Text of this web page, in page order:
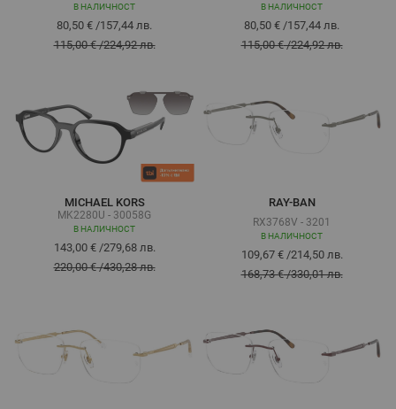
В НАЛИЧНОСТ
80,50 € /157,44 лв.
115,00 €/224,92 лв.
В НАЛИЧНОСТ
80,50 € /157,44 лв.
115,00 €/224,92 лв.
MICHAEL KORS
MK2280U - 30058G
В НАЛИЧНОСТ
143,00 €/279,68 лв.
220,00 €/430,28 лв.
RAY-BAN
RX3768V - 3201
В НАЛИЧНОСТ
109,67 €/214,50 лв.
168,73 €/330,01 лв.